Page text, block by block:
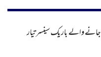
والے باریک سینسر تیار